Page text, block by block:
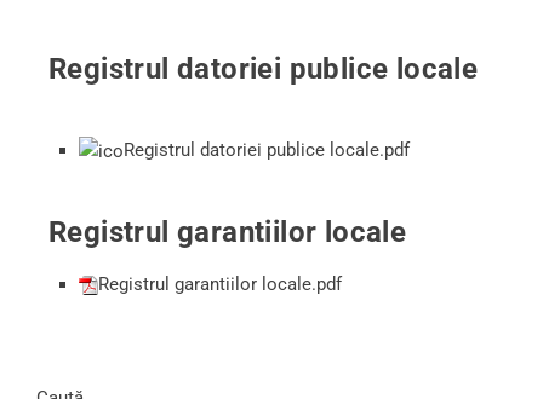
Registrul datoriei publice locale
Registrul datoriei publice locale.pdf
Registrul garantiilor locale
Registrul garantiilor locale.pdf